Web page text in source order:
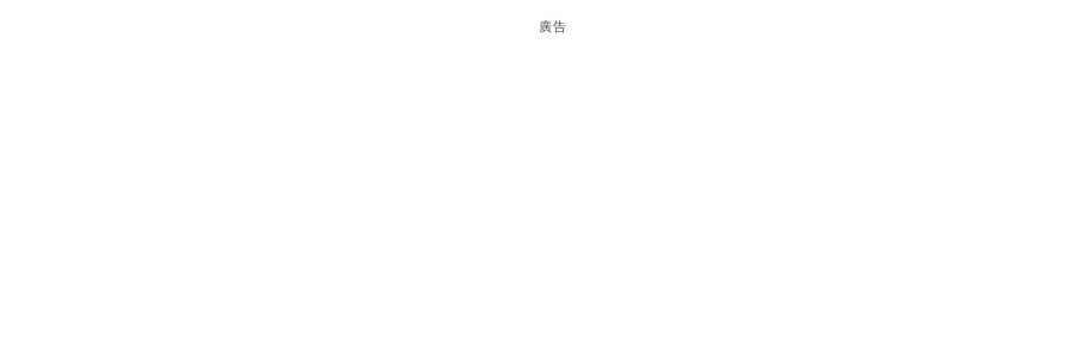
廣告